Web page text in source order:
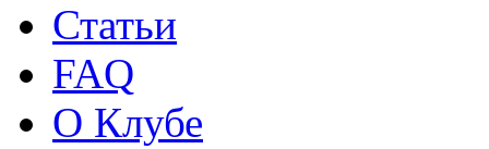
Статьи
FAQ
О Клубе